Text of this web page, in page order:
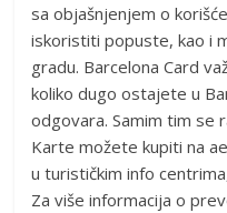
sa objašnjenjem o
iskoristiti popuste, kao i
gradu. Barcelona Card
koliko dugo ostajete u
odgovara. Samim tim se
Karte možete kupiti na
u turističkim info
Za više informacija o